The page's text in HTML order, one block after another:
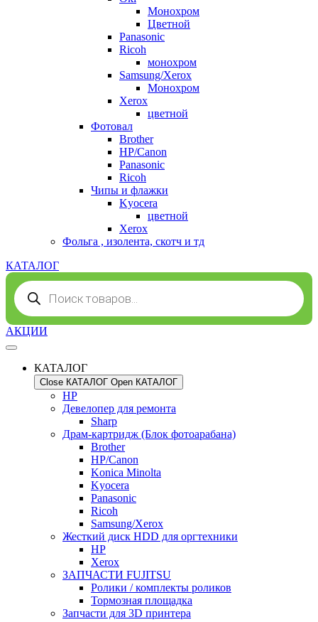
Монохром
Цветной
Panasonic
Ricoh
монохром
Samsung/Xerox
Монохром
Xerox
цветной
Фотовал
Brother
HP/Canon
Panasonic
Ricoh
Чипы и флажки
Kyocera
цветной
Xerox
Фольга , изолента, скотч и тд
КАТАЛОГ
Поиск
товаров
АКЦИИ
КАТАЛОГ
Close КАТАЛОГ Open КАТАЛОГ
HP
Девелопер для ремонта
Sharp
Драм-картридж (Блок фотоарабана)
Brother
HP/Canon
Konica Minolta
Kyocera
Panasonic
Ricoh
Samsung/Xerox
Жесткий диск HDD для оргтехники
HP
Xerox
ЗАПЧАСТИ FUJITSU
Ролики / комплекты роликов
Тормозная площадка
Запчасти для 3D принтера